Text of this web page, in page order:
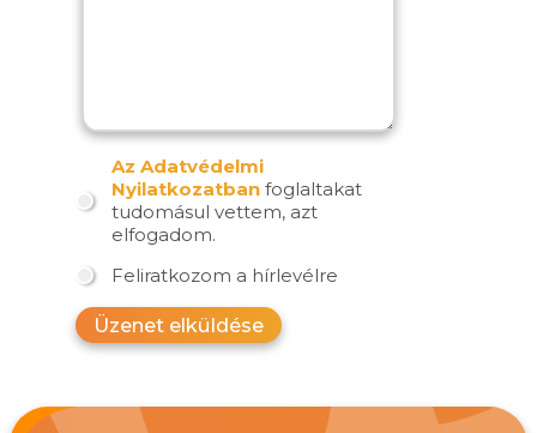
Az Adatvédelmi
Nyilatkozatban foglaltakat
tudomásul vettem, azt
elfogadom.
Feliratkozom a hírlevélre
Üzenet elküldése